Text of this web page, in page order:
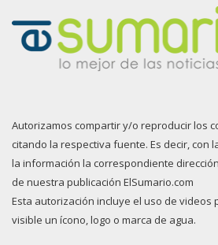
Autorizamos compartir y/o reproducir los
citando la respectiva fuente. Es decir, con
la información la correspondiente
de nuestra publicación ElSumario.com
Esta autorización incluye el uso de videos
visible un ícono, logo o marca de agua.